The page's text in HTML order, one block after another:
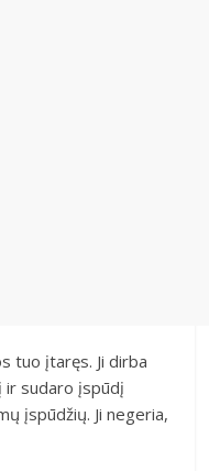
tuo įtaręs. Ji dirba
ir sudaro įspūdį
įspūdžių. Ji negeria,